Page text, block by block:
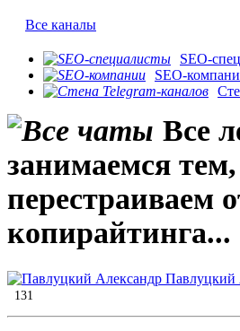
Все каналы
SEO-
SEO-
Все
занимаемся
перестраиваем
копирайтинга...
Павлуцкий
131